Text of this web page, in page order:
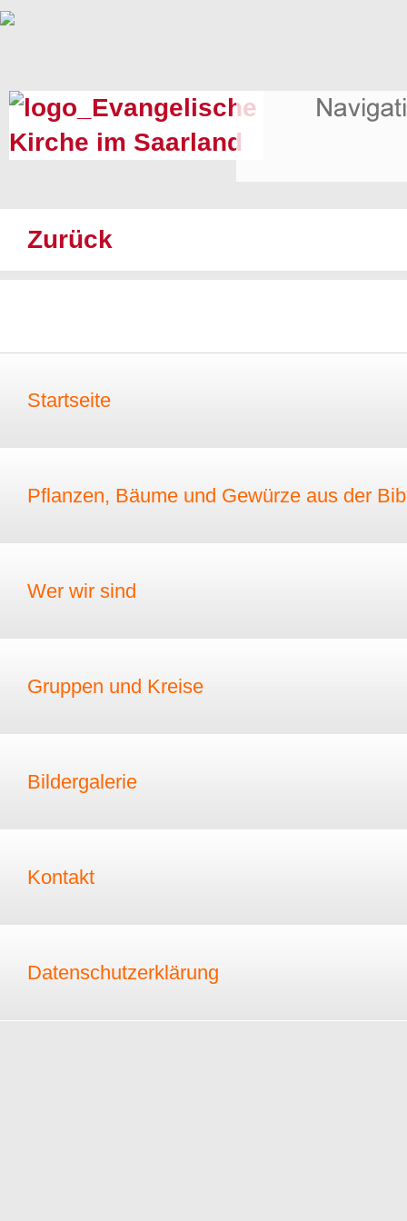
Zurück
Startseite
Pflanzen, Bäume und Gewürze aus der
Wer wir sind
Gruppen und Kreise
Bildergalerie
Kontakt
Datenschutzerklärung